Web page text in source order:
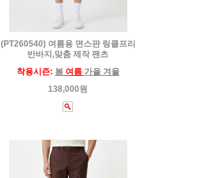
(PT260540) 여름용 면스판 링클프리
반바지,맞춤 제작 팬츠
착용시즌: 봄여름 가을 겨울
138,000원